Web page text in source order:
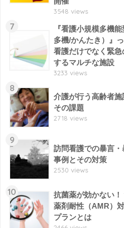
3548 views
7
『看護小規模多機
多機/かんたき）』
看護だけでなく緊
するマルチな施設
3233 views
8
介護が行う高齢者施
その課題
2718 views
9
訪問看護での暴言・
事例とその対策
2530 views
10
抗菌薬が効かない！
薬剤耐性（AMR）
プランとは